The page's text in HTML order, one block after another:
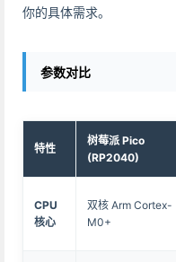
你的具体需求。
参数对比
特性
树莓派 Pico
(RP2040)
CPU
核心
双核 Arm Cortex-
M0+